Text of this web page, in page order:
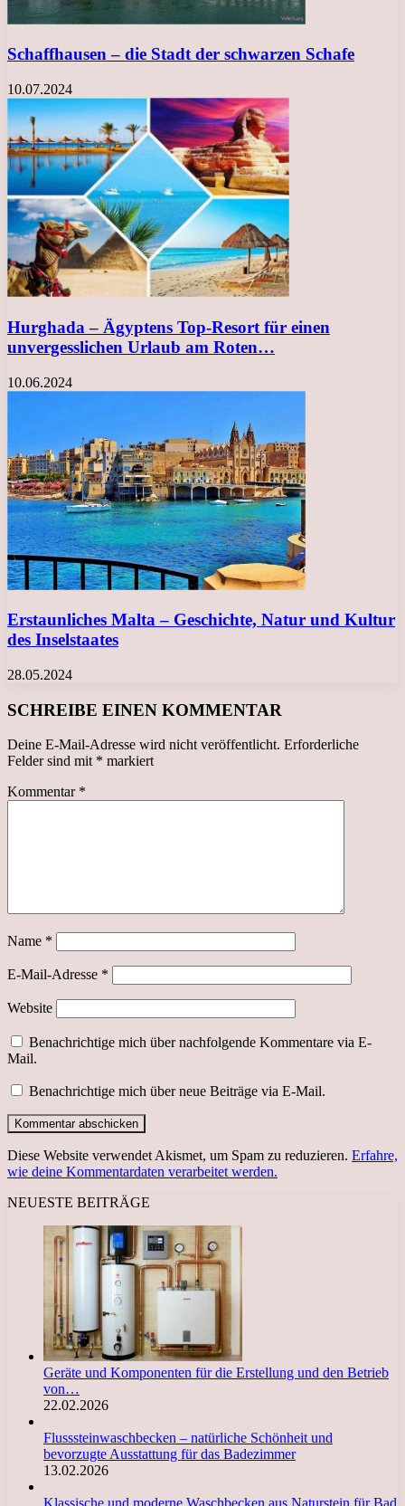
Schaffhausen – die Stadt der schwarzen Schafe
10.07.2024
Hurghada – Ägyptens Top-Resort für einen
unvergesslichen Urlaub am Roten…
10.06.2024
Erstaunliches Malta – Geschichte, Natur und Kultur
des Inselstaates
28.05.2024
SCHREIBE EINEN KOMMENTAR
Deine E-Mail-Adresse wird nicht veröffentlicht. Erforderliche
Felder sind mit * markiert
Kommentar *
Name *
E-Mail-Adresse *
Website
Benachrichtige mich über nachfolgende Kommentare via E-
Mail.
Benachrichtige mich über neue Beiträge via E-Mail.
Diese Website verwendet Akismet, um Spam zu reduzieren. Erfahre,
wie deine Kommentardaten verarbeitet werden.
NEUESTE BEITRÄGE
Geräte und Komponenten für die Erstellung und den Betrieb
von…
22.02.2026
Flusssteinwaschbecken – natürliche Schönheit und
bevorzugte Ausstattung für das Badezimmer
13.02.2026